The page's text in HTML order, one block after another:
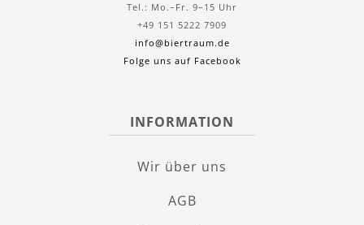
Tel.: Mo.–Fr. 9–15 Uhr
+49 151 5222 7909
info@biertraum.de
Folge uns auf Facebook
INFORMATION
Wir über uns
AGB